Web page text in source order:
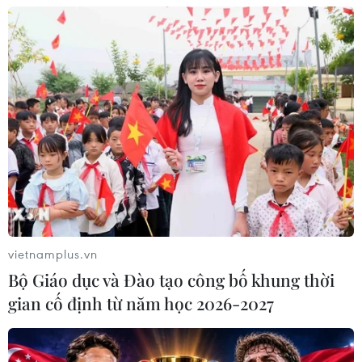
07/08/2026 01:48
Đảng Cộng hòa đề xuất dự luật trao
thêm thẩm quyền thuế quan cho ông
Trump
07/08/2026 00:33
Cựu Giám đốc Viện Quốc gia về Dị
ứng của Mỹ bị buộc tội khinh thường
Quốc hội
07/08/2026 00:25
bảo vệ các vùng trồng bơ trọng điểm
vietnamplus.vn
Bộ Giáo dục và Đào tạo công bố khung thời
gian cố định từ năm học 2026-2027